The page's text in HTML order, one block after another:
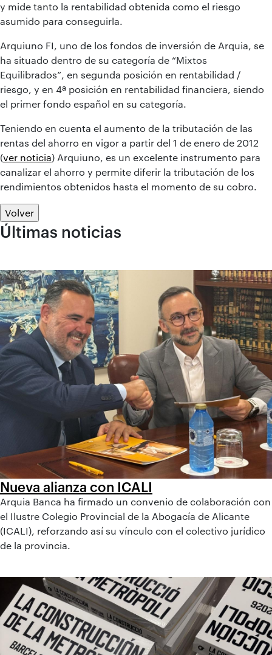
y mide tanto la rentabilidad obtenida como el riesgo
asumido para conseguirla.
Arquiuno FI, uno de los fondos de inversión de Arquia, se
ha situado dentro de su categoría de “Mixtos
Equilibrados”, en segunda posición en rentabilidad /
riesgo, y en 4ª posición en rentabilidad financiera, siendo
el primer fondo español en su categoría.
Teniendo en cuenta el aumento de la tributación de las
rentas del ahorro en vigor a partir del 1 de enero de 2012
(ver noticia) Arquiuno, es un excelente instrumento para
canalizar el ahorro y permite diferir la tributación de los
rendimientos obtenidos hasta el momento de su cobro.
Volver
Últimas noticias
Nueva alianza con ICALI
Arquia Banca ha firmado un convenio de colaboración con
el Ilustre Colegio Provincial de la Abogacía de Alicante
(ICALI), reforzando así su vínculo con el colectivo jurídico
de la provincia.